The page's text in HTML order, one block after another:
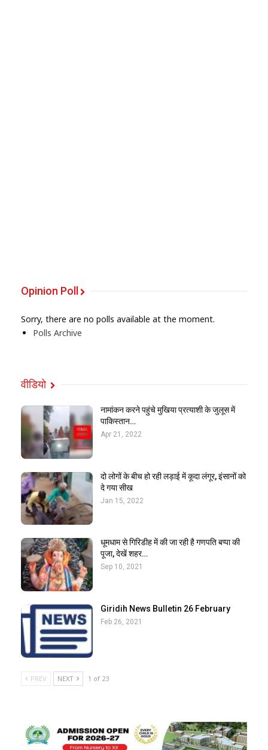
Opinion Poll
Sorry, there are no polls available at the moment.
Polls Archive
वीडियो
नामांकन करने पहुंचे मुखिया प्रत्याशी के जुलूस में
पाकिस्तान…
Apr 21, 2022
दो लोगों के बीच हो रही लड़ाई में कूदा लंगूर, इंसानों को
दे गया सीख
Jan 15, 2022
धूमधाम से गिरिडीह में की जा रही है गणपति बप्पा की
पूजा, देखें शहर…
Sep 10, 2021
Giridih News Bulletin 26 February
Feb 26, 2021
PREV NEXT 1 of 23